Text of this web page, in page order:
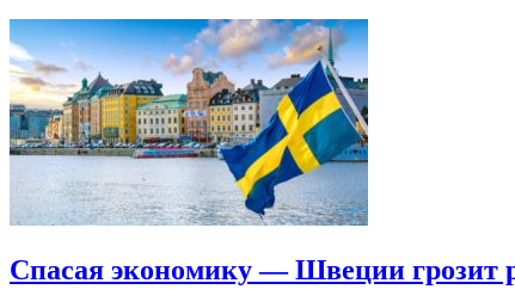
Спасая экономику — Швеции грозит